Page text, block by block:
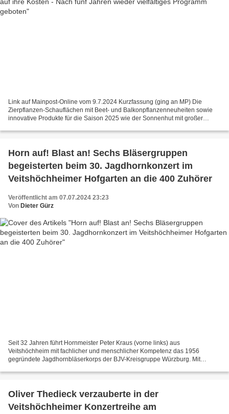
Link auf Mainpost-Online vom 9.7.2024 Kurzfassung (ging an MP) Die
Zierpflanzen-Schauflächen mit Beet- und Balkonpflanzenneuheiten sowie
innovative Produkte für die Saison 2025 wie der Sonnenhut mit großer
Horn auf! Blast an! Sechs Bläsergruppen
begeisterten beim 30. Jagdhornkonzert im
Veitshöchheimer Hofgarten an die 400 Zuhörer
Veröffentlicht am 07.07.2024 23:23
Von Dieter Gürz
Seit 32 Jahren führt Hornmeister Peter Kraus (vorne links) aus
Veitshöchheim mit fachlicher und menschlicher Kompetenz das 1956
gegründete Jagdhornbläserkorps der BJV-Kreisgruppe Würzburg. Mit
Oliver Thedieck verzauberte in der
Veitshöchheimer Konzertreihe am